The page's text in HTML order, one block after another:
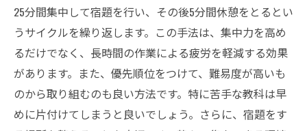
25分間集中して宿題を行い、その後5分間休憩をとるとい
うサイクルを繰り返します。この手法は、集中力を高め
るだけでなく、長時間の作業による疲労を軽減する効果
があります。また、優先順位をつけて、難易度が高いも
のから取り組むのも良い方法です。特に苦手な教科は早
めに片付けてしまうと良いでしょう。さらに、宿題をす